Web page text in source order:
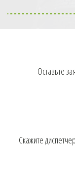
Оставьте
Скажите